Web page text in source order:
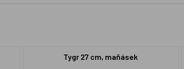
Tygr 27 cm, maňásek